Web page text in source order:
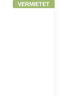
VERMIETET